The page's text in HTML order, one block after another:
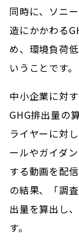
同時に、ソニ
造にかかわる
め、環境負荷
いうことです。
中小企業に対
GHG排出量の
ライヤーに対
ールやガイダ
する動画を配
の結果、「調
出量を算出し
す。